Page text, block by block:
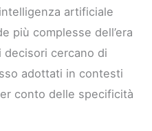
artificiale
più complesse dell’era
decisori cercano di
adottati in contesti
conto delle specificità